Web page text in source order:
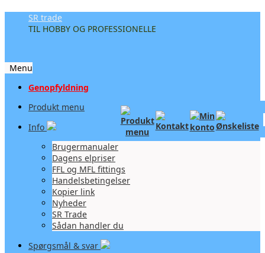
SR trade
TIL HOBBY OG PROFESSIONELLE
Menu
Videre
indhold
Genopfyldning
Produkt menu
Info
Brugermanualer
Dagens elpriser
FFL og MFL fittings
Handelsbetingelser
Kopier link
Nyheder
SR Trade
Sådan handler du
Spørgsmål & svar